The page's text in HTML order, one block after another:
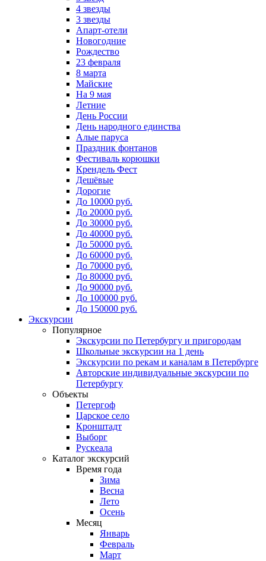
4 звезды
3 звезды
Апарт-отели
Новогодние
Рождество
23 февраля
8 марта
Майские
На 9 мая
Летние
День России
День народного единства
Алые паруса
Праздник фонтанов
Фестиваль корюшки
Крендель Фест
Дешёвые
Дорогие
До 10000 руб.
До 20000 руб.
До 30000 руб.
До 40000 руб.
До 50000 руб.
До 60000 руб.
До 70000 руб.
До 80000 руб.
До 90000 руб.
До 100000 руб.
До 150000 руб.
Экскурсии
Популярное
Экскурсии по Петербургу и пригородам
Школьные экскурсии на 1 день
Экскурсии по рекам и каналам в Петербурге
Авторские индивидуальные экскурсии по
Петербургу
Объекты
Петергоф
Царское село
Кронштадт
Выборг
Рускеала
Каталог экскурсий
Время года
Зима
Весна
Лето
Осень
Месяц
Январь
Февраль
Март